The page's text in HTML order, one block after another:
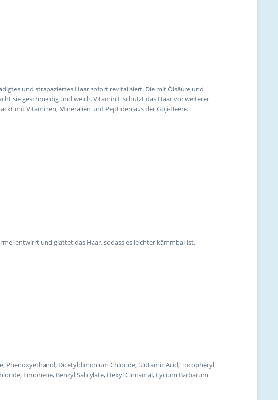
und strapaziertes Haar sofort revitalisiert. Die mit Ölsäure und
sie geschmeidig und weich. Vitamin E schützt das Haar vor weiterer
mit Vitaminen, Mineralien und Peptiden aus der Goji-Beere.
entwirrt und glättet das Haar, sodass es leichter kämmbar ist.
Phenoxyethanol, Dicetyldimonium Chloride, Glutamic Acid, Tocopheryl
Limonene, Benzyl Salicylate, Hexyl Cinnamal, Lycium Barbarum